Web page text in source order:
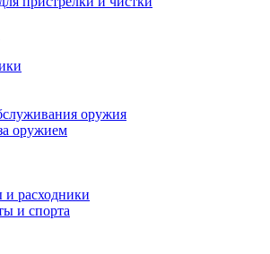
оружия
оружием
расходники
и спорта